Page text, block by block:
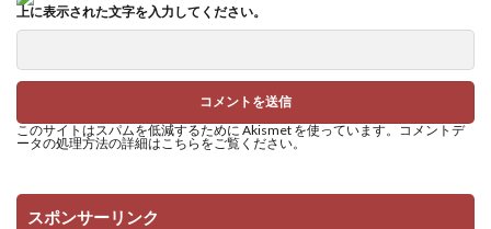
上に表示された文字を入力してください。
このサイトはスパムを低減するために Akismet を使っています。 コメントデ
ータの処理方法の詳細はこちらをご覧ください。
スポンサーリンク